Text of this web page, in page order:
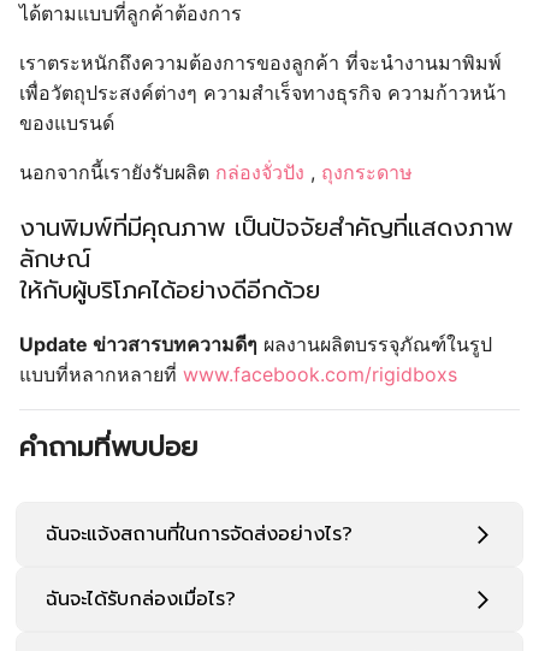
ได้ตามแบบที่ลูกค้าต้องการ
เราตระหนักถึงความต้องการของลูกค้า ที่จะนำงานมาพิมพ์
เพื่อวัตถุประสงค์ต่างๆ ความสำเร็จทางธุรกิจ ความก้าวหน้า
ของแบรนด์
นอกจากนี้เรายังรับผลิต กล่องจั่วปัง , ถุงกระดาษ
งานพิมพ์ที่มีคุณภาพ เป็นปัจจัยสำคัญที่แสดงภาพ
ลักษณ์
ให้กับผู้บริโภคได้อย่างดีอีกด้วย
Update ข่าวสารบทความดีๆ ผลงานผลิตบรรจุภัณฑ์ในรูป
แบบที่หลากหลายที่ www.facebook.com/rigidboxs
คำถามที่พบบ่อย
ฉันจะแจ้งสถานที่ในการจัดส่งอย่างไร?
ฉันจะได้รับกล่องเมื่อไร?